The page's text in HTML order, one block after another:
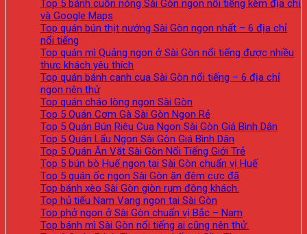
Top 5 bánh cuốn nóng Sài Gòn ngon nổi tiếng kèm địa chỉ
và Google Maps
Top quán bún thịt nướng Sài Gòn ngon nhất – 6 địa chỉ
nổi tiếng
Top quán mì Quảng ngon ở Sài Gòn nổi tiếng được nhiều
thực khách yêu thích
Top quán bánh canh cua Sài Gòn nổi tiếng – 6 địa chỉ
ngon nên thử
Top quán cháo lòng ngon Sài Gòn
Top 5 Quán Cơm Gà Sài Gòn Ngon Rẻ
Top 5 Quán Bún Riêu Cua Ngon Sài Gòn Giá Bình Dân
Top 5 Quán Lẩu Ngon Sài Gòn Giá Bình Dân
Top 5 Quán Ăn Vặt Sài Gòn Nổi Tiếng Giới Trẻ
Top 5 bún bò Huế ngon tại Sài Gòn chuẩn vị Huế
Top 5 quán ốc ngon Sài Gòn ăn đêm cực đã
Top bánh xèo Sài Gòn giòn rụm đông khách.
Top hủ tiếu Nam Vang ngon tại Sài Gòn
Top phở ngon ở Sài Gòn chuẩn vị Bắc – Nam
Top bánh mì Sài Gòn nổi tiếng ai cũng nên thử.